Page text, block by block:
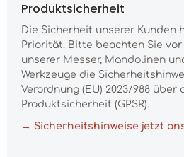
Produktsicherheit
Die Sicherheit unserer Kunden
Priorität. Bitte beachten Sie vor
unserer Messer, Mandolinen
Werkzeuge die
Verordnung (EU) 2023/988 über
Produktsicherheit (GPSR).
→ Sicherheitshinweise jetzt